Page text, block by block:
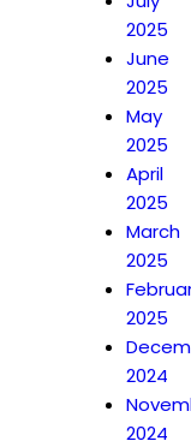
2025
June
2025
May
2025
April
2025
March
2025
2025
2024
2024